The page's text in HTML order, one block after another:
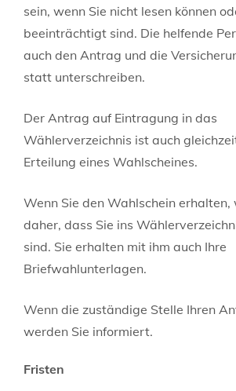
sein, wenn Sie nicht lesen können
beeinträchtigt sind. Die helfende
auch den Antrag und die
statt unterschreiben.
Der Antrag auf Eintragung in das
Wählerverzeichnis ist auch
Erteilung eines Wahlscheines.
Wenn Sie den Wahlschein erhalten,
daher, dass Sie ins
sind. Sie erhalten mit ihm auch Ihre
Briefwahlunterlagen.
Wenn die zuständige Stelle Ihren
werden Sie informiert.
Fristen